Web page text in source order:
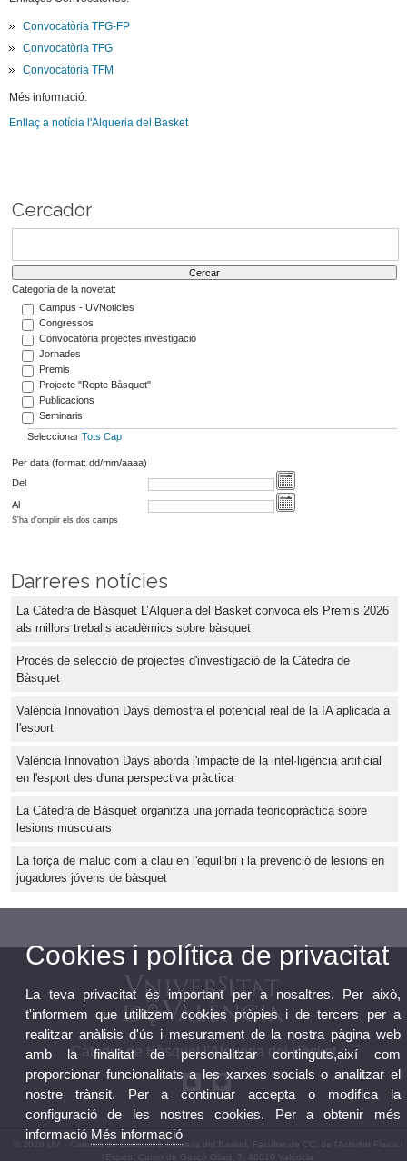
Convocatòria TFG-FP
Convocatòria TFG
Convocatòria TFM
Més informació:
Enllaç a notícia l'Alqueria del Basket
Cercador
Categoria de la novetat:
Campus - UVNoticies
Congressos
Convocatòria projectes investigació
Jornades
Premis
Projecte "Repte Bàsquet"
Publicacions
Seminaris
Seleccionar Tots Cap
Per data (format: dd/mm/aaaa)
Del
Al
S'ha d'omplir els dos camps
Darreres notícies
La Càtedra de Bàsquet L’Alqueria del Basket convoca els Premis 2026
als millors treballs acadèmics sobre bàsquet
Procés de selecció de projectes d'investigació de la Càtedra de
Bàsquet
València Innovation Days demostra el potencial real de la IA aplicada a
l'esport
València Innovation Days aborda l'impacte de la intel·ligència artificial
en l'esport des d'una perspectiva pràctica
La Càtedra de Bàsquet organitza una jornada teoricopràctica sobre
lesions musculars
La força de maluc com a clau en l'equilibri i la prevenció de lesions en
jugadores jóvens de bàsquet
Càtedra de Bàsquet l'Alqueria del Basket
© 2026 UV. - Càtedra de Bàsquet L'Alqueria del Basket. Facultat de CC. de l'Activitat Física i
l'Esport. Carrer de Gascó Oliag, 3, 46010 València
Cookies i política de privacitat
La teva privacitat és important per a nosaltres. Per això,
t'informem que utilitzem cookies pròpies i de tercers per a
realitzar anàlisis d'ús i mesurament de la nostra pàgina web
amb la finalitat de personalitzar continguts,així com
proporcionar funcionalitats a les xarxes socials o analitzar el
nostre trànsit. Per a continuar accepta o modifica la
configuració de les nostres cookies. Per a obtenir més
informació Més informació